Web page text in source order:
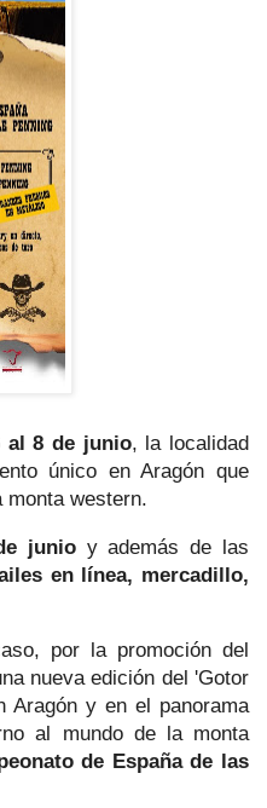
al 8 de junio, la localidad
único en Aragón que
monta western.
junioy además de las
en línea, mercadillo,
por la promoción del
nueva edición del 'Gotor
Aragón y en el panorama
al mundo de la monta
de España de las